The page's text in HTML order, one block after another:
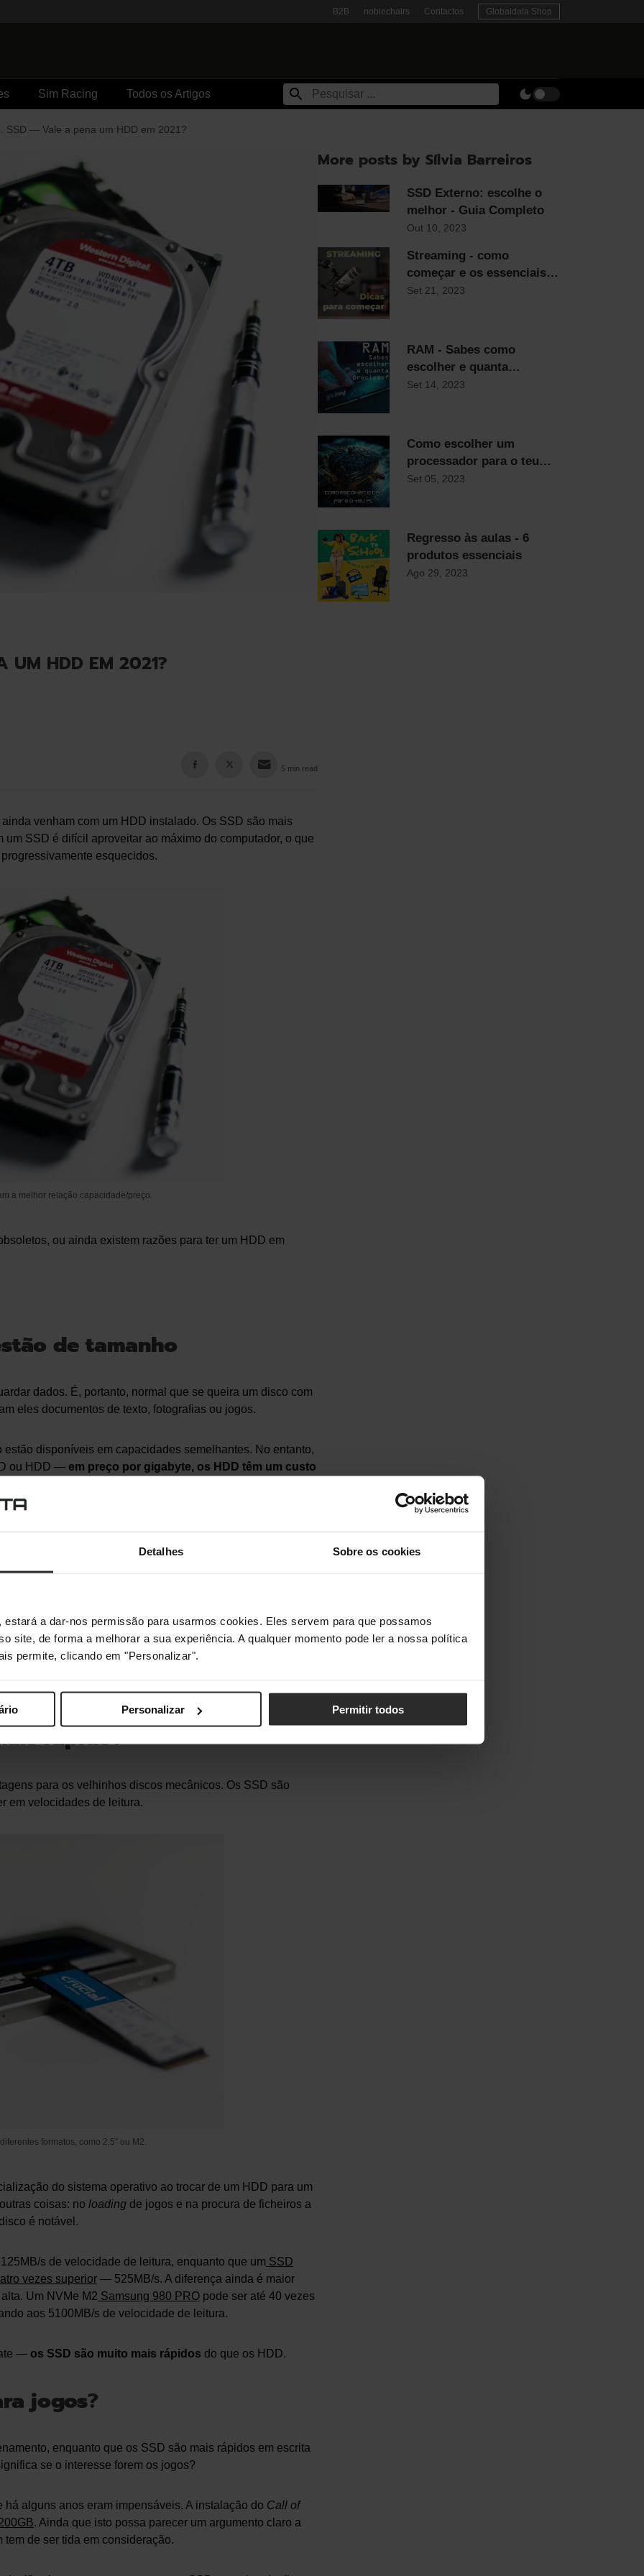
Detalhes Sobre os cookies
a dar-nos permissão para usarmos cookies. Eles servem para que possamos
site, de forma a melhorar a sua experiência. A qualquer momento pode ler a nossa política
permite, clicando em "Personalizar".
Personalizar Permitir todos
B2B noblechairs Contactos Globaldata Shop
Sim Racing Todos os Artigos
SSD — Vale a pena um HDD em 2021?
UM HDD EM 2021?
5 min read
venham com um HDD instalado. Os SSD são mais
SSD é difícil aproveitar ao máximo do computador, o que
esquecidos.
a melhor relação capacidade/preço.
ou ainda existem razões para ter um HDD em
de tamanho
dados. É, portanto, normal que se queira um disco com
eles documentos de texto, fotografias ou jogos.
disponíveis em capacidades semelhantes. No entanto,
ou HDD — em preço por gigabyte, os HDD têm um custo
relativamente pequeno a diferença entre os dois
se discos de 500GB com cerca de 20 euros de
a capacidade aumenta, a diferença de preço também se
menor do que um SSD com a mesma capacidade. Em
anda entre as quatro e as cinco vezes.
há dúvidas: um HDD é a melhor opção.
rápido?
para os velhinhos discos mecânicos. Os SSD são
em velocidades de leitura.
formatos, como 2,5″ ou M2.
do sistema operativo ao trocar de um HDD para um
coisas: no loading de jogos e na procura de ficheiros a
é notável.
s de velocidade de leitura, enquanto que um SSD
vezes superior — 525MB/s. A diferença ainda é maior
Um NVMe M2 Samsung 980 PRO pode ser até 40 vezes
aos 5100MB/s de velocidade de leitura.
— os SSD são muito mais rápidos do que os HDD.
jogos?
enquanto que os SSD são mais rápidos em escrita
se o interesse forem os jogos?
alguns anos eram impensáveis. A instalação do Call of
. Ainda que isto possa parecer um argumento claro a
de ser tida em consideração.
More posts by Sílvia Barreiros
SSD Externo: escolhe o
melhor - Guia Completo
Out 10, 2023
Streaming - como
começar e os essenciais
para qualquer streamer
Set 21, 2023
RAM - Sabes como
escolher e quanta
precisas?
Set 14, 2023
Como escolher um
processador para o teu
computador
Set 05, 2023
Regresso às aulas - 6
produtos essenciais
Ago 29, 2023